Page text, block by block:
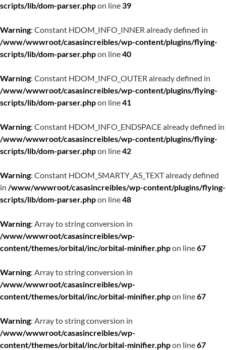
scripts/lib/dom-parser.phpon line39
Warning: Constant HDOM_INFO_INNER already defined in
/www/wwwroot/casasincreibles/wp-content/plugins/flying-
scripts/lib/dom-parser.phpon line40
Warning: Constant HDOM_INFO_OUTER already defined in
/www/wwwroot/casasincreibles/wp-content/plugins/flying-
scripts/lib/dom-parser.phpon line41
Warning: Constant HDOM_INFO_ENDSPACE already defined in
/www/wwwroot/casasincreibles/wp-content/plugins/flying-
scripts/lib/dom-parser.phpon line42
Warning: Constant HDOM_SMARTY_AS_TEXT already defined
in /www/wwwroot/casasincreibles/wp-content/plugins/flying-
scripts/lib/dom-parser.phpon line48
Warning: Array to string conversion in
/www/wwwroot/casasincreibles/wp-
content/themes/orbital/inc/orbital-minifier.phpon line67
Warning: Array to string conversion in
/www/wwwroot/casasincreibles/wp-
content/themes/orbital/inc/orbital-minifier.phpon line67
Warning: Array to string conversion in
/www/wwwroot/casasincreibles/wp-
content/themes/orbital/inc/orbital-minifier.phpon line67